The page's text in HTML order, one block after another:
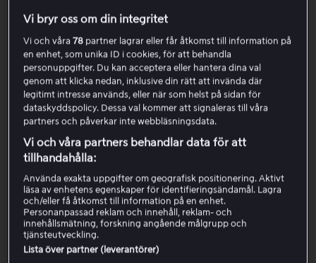
Om du inte hittar Viaplay i din Apple TV (
eller senare ), börja med att starta om din Apple TV
enhet.
Om du fortfarande inte kan hitta Viaplay behöver du
även säkerställa att din Apple TV är inställd på rätt
region.
Gör så här:
Gå till Apple TV:s huvudmeny.
Öppna inställningar.
VäljiTunes Store.
Klicka påLand
Starta om din Apple TV igen.
Vi bryr oss om din integritet
Vi och våra78 partner lagrar eller får åtkomst till information på
en enhet, som unika ID i cookies, för att behandla
personuppgifter. Du kan acceptera eller hantera dina val
genom att klicka nedan, inklusive din rätt att invända där
legitimt intresse används, eller när som helst på sidan för
dataskyddspolicy. Dessa val kommer att signaleras till våra
partners och påverkar inte webbläsningsdata.
Vi och våra partners behandlar data för att
tillhandahålla:
Använda exakta uppgifter om geografisk positionering. Aktivt
läsa av enhetens egenskaper för identifieringsändamål. Lagra
och/eller få åtkomst till information på en enhet.
Personanpassad reklam och innehåll, reklam- och
innehållsmätning, forskning angående målgrupp och
tjänsteutveckling.
Lista över partner (leverantörer)